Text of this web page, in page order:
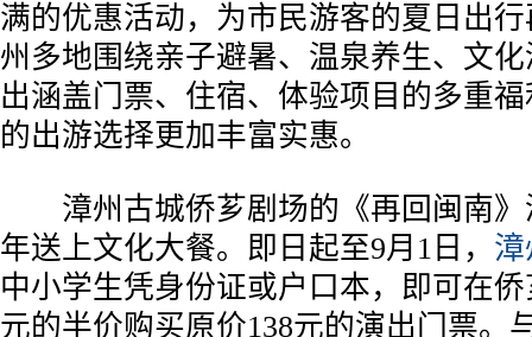
满的优惠活动，为市民游客的夏日出
州多地围绕亲子避暑、温泉养生、文
出涵盖门票、住宿、体验项目的多重
的出游选择更加丰富实惠。
漳州古城侨芗剧场的《再回闽南》
年送上文化大餐。即日起至9月1日，
中小学生凭身份证或户口本，即可在
元的半价购买原价138元的演出门票。